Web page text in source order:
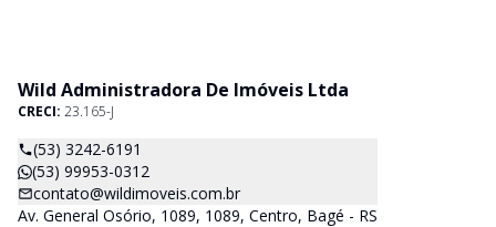
Wild Administradora De Imóveis Ltda
CRECI: 23.165-J
(53) 3242-6191
(53) 99953-0312
contato@wildimoveis.com.br
Av. General Osório, 1089, 1089, Centro, Bagé - RS